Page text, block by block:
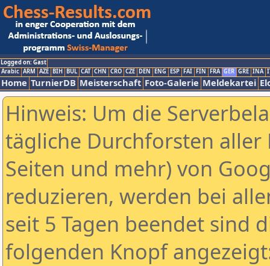
Logged on: Gast
Arabic ARM AZE BIH BUL CAT CHN CRO CZE DEN ENG ESP FAI FIN FRA GER GRE INA
Home TurnierDB Meisterschaft Foto-Galerie Meldekartei
Hinweis: Um die
tägliche Durchforsten aller
Seiten und mehr) von
reduzieren, werden bei
seit 5 Tagen beendet sind
folgenden Knopf